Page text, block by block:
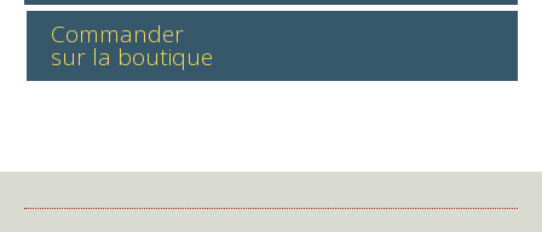
Commander
sur la boutique